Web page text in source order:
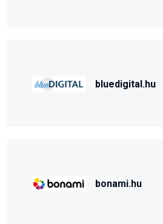
bluedigital.hu
bonami.hu